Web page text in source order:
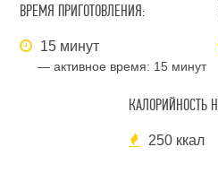
ВРЕМЯ ПРИГОТОВЛЕНИЯ:
15 минут
— активное время: 15 минут
КАЛОРИЙНОСТЬ
250 ккал